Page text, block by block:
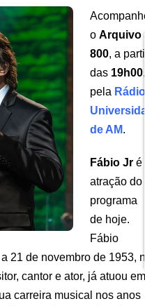
o Arquivo
800, a
das 19h00,
pela Rádio
de AM.
Fábio Jré
atração do
programa
de hoje.
Fábio
21 de novembro de 1953,
cantor e ator, já atuou em
carreira musical nos anos